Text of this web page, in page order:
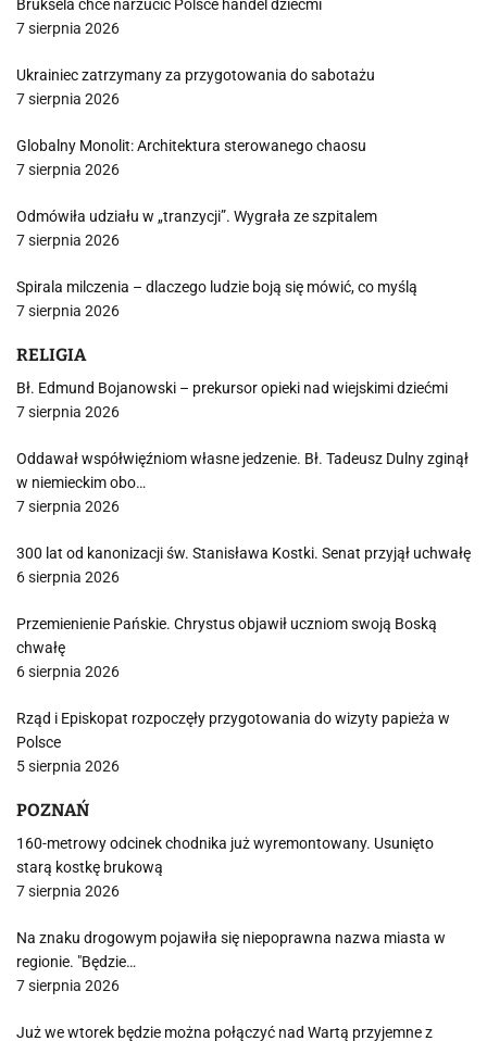
Bruksela chce narzucić Polsce handel dziećmi
7 sierpnia 2026
Ukrainiec zatrzymany za przygotowania do sabotażu
7 sierpnia 2026
Globalny Monolit: Architektura sterowanego chaosu
7 sierpnia 2026
Odmówiła udziału w „tranzycji”. Wygrała ze szpitalem
7 sierpnia 2026
Spirala milczenia – dlaczego ludzie boją się mówić, co myślą
7 sierpnia 2026
RELIGIA
Bł. Edmund Bojanowski – prekursor opieki nad wiejskimi dziećmi
7 sierpnia 2026
Oddawał współwięźniom własne jedzenie. Bł. Tadeusz Dulny zginął
w niemieckim obo…
7 sierpnia 2026
300 lat od kanonizacji św. Stanisława Kostki. Senat przyjął uchwałę
6 sierpnia 2026
Przemienienie Pańskie. Chrystus objawił uczniom swoją Boską
chwałę
6 sierpnia 2026
Rząd i Episkopat rozpoczęły przygotowania do wizyty papieża w
Polsce
5 sierpnia 2026
POZNAŃ
160-metrowy odcinek chodnika już wyremontowany. Usunięto
starą kostkę brukową
7 sierpnia 2026
Na znaku drogowym pojawiła się niepoprawna nazwa miasta w
regionie. "Będzie…
7 sierpnia 2026
Już we wtorek będzie można połączyć nad Wartą przyjemne z